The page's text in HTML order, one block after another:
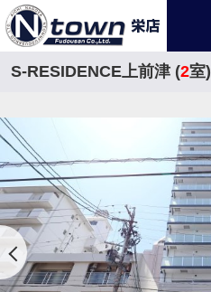
S-RESIDENCE上前津 (2室)